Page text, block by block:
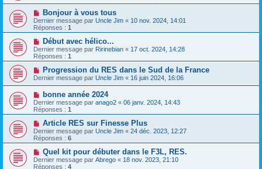
Bonjour à vous tous
Dernier message par Uncle Jim « 10 nov. 2024, 14:01
Réponses : 1
Début avec hélico...
Dernier message par Ririnebian « 17 oct. 2024, 14:28
Réponses : 1
Progression du RES dans le Sud de la France
Dernier message par Uncle Jim « 16 juin 2024, 16:06
bonne année 2024
Dernier message par anago2 « 06 janv. 2024, 14:43
Réponses : 1
Article RES sur Finesse Plus
Dernier message par Uncle Jim « 24 déc. 2023, 12:27
Réponses : 6
Quel kit pour débuter dans le F3L, RES.
Dernier message par Abrego « 18 nov. 2023, 21:10
Réponses : 4